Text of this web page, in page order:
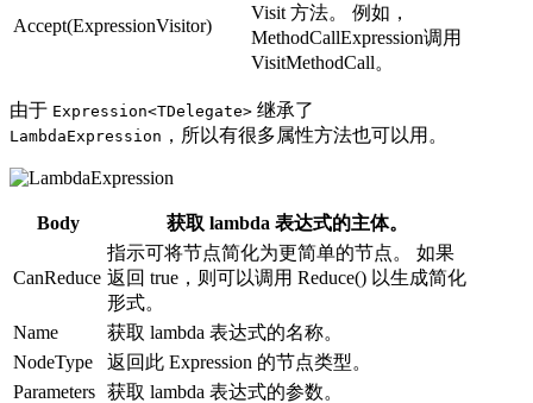
Accept(ExpressionVisitor)
Visit 方法。 例如，
MethodCallExpression调用
VisitMethodCall。
由于 Expression<TDelegate> 继承了
LambdaExpression ，所以有很多属性方法也可以用。
Body 获取 lambda 表达式的主体。
CanReduce
指示可将节点简化为更简单的节点。 如果
返回 true，则可以调用 Reduce() 以生成简化
形式。
Name
获取 lambda 表达式的名称。
NodeType
返回此 Expression 的节点类型。
Parameters 获取 lambda 表达式的参数。